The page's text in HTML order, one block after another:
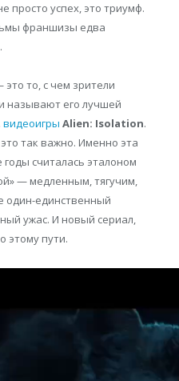
просто успех, это триумф.
франшизы едва
то, с чем зрители
называют его лучшей
видеоигры Alien: Isolation.
так важно. Именно эта
считалась эталоном
— медленным, тягучим,
один-единственный
ужас. И новый сериал,
этому пути.